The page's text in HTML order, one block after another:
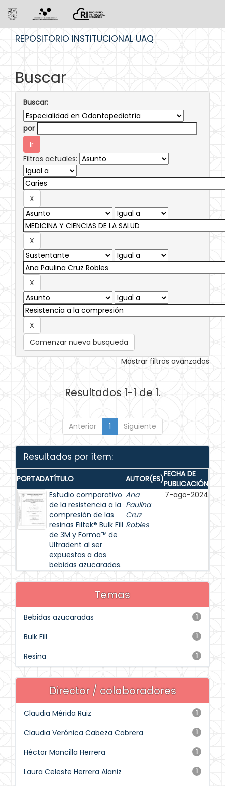
REPOSITORIO INSTITUCIONAL UAQ
Buscar
Buscar:
por
Filtros actuales:
Comenzar nueva busqueda
Mostrar filtros avanzados
Resultados 1-1 de 1.
Anterior 1 Siguiente
Resultados por ítem:
PORTADATÍTULO AUTOR(ES)FECHA DE
PUBLICACIÓN
Estudio comparativo
de la resistencia a la
compresión de las
resinas Filtek® Bulk Fill
de 3M y Forma™ de
Ultradent al ser
expuestas a dos
bebidas azucaradas.
Ana
Paulina
Cruz
Robles
7-ago-2024
Temas
1
Bebidas azucaradas
1
Bulk Fill
1
Resina
Director / colaboradores
1
Claudia Mérida Ruiz
1
Claudia Verónica Cabeza Cabrera
1
Héctor Mancilla Herrera
1
Laura Celeste Herrera Alaniz